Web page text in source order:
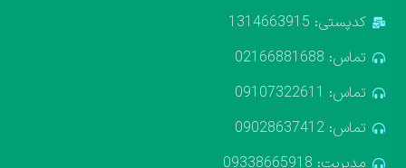
کدپستی: 1314663915
تماس: 02166881688
تماس: 09107322611
تماس: 09028637412